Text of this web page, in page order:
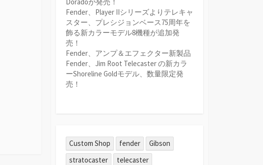
Fender、Player IIシリーズよりテレキャ
スター、プレシジョンベース75周年を
飾る新カラーモデル8機種が追加発
売！
Fender、アンプ＆エフェクター新製品
Fender、Jim Root Telecaster の新カラ
ーShoreline Goldモデル、数量限定発
売！
Custom Shop fender
Gibson
stratocaster
telecaster